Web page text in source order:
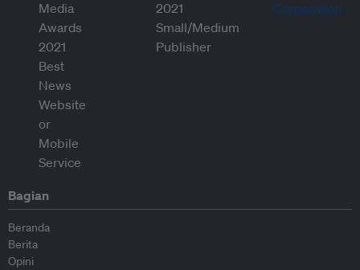
Bagian
Beranda
Berita
Opini